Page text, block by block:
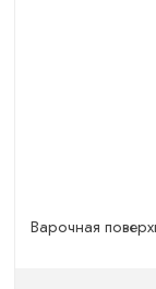
Варочная